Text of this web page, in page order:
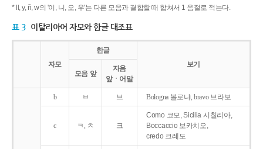
* ll, y, ñ, w의 '이, 니, 오, 우'는 다른 모음과 결합할 때 합쳐서 1 음절로 적는다.
표 3 이탈리아어 자모와 한글 대조표
자모
한글
보기
모음 앞
자음
앞ㆍ어말
b ㅂ 브 Bologna 볼로냐, bravo 브라보
c ㅋ, ㅊ 크
Como 코모, Sicilia 시칠리아,
Boccaccio 보카치오,
credo 크레도